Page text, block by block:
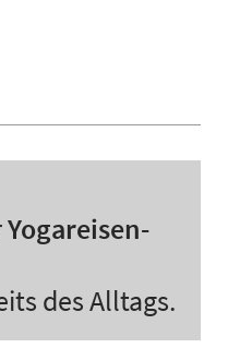
Yogareisen-
des Alltags.